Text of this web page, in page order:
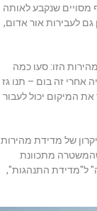
שנקבע לאותה
לעבירות אור אדום,
הזו: סעו כמה
אחרי זה בום – תנו גז
ומי שמכיר את המיקום יכול לעבור
של מדידת מהירות
מתכוונת
ל"מדידת התנהגות",